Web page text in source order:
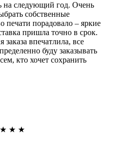
на следующий год. Очень
собственные
печати порадовало – яркие
пришла точно в срок.
впечатлила, все
буду заказывать
кто хочет сохранить
★ ★ ★